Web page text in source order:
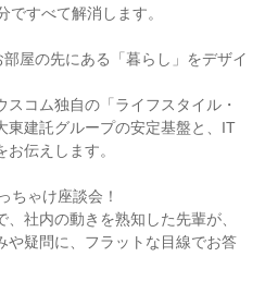
すべて解消します。
屋の先にある「暮らし」をデザイ
コム独自の「ライフスタイル・
東建託グループの安定基盤と、IT
伝えします。
ちゃけ座談会！
社内の動きを熟知した先輩が、
や疑問に、フラットな目線でお答